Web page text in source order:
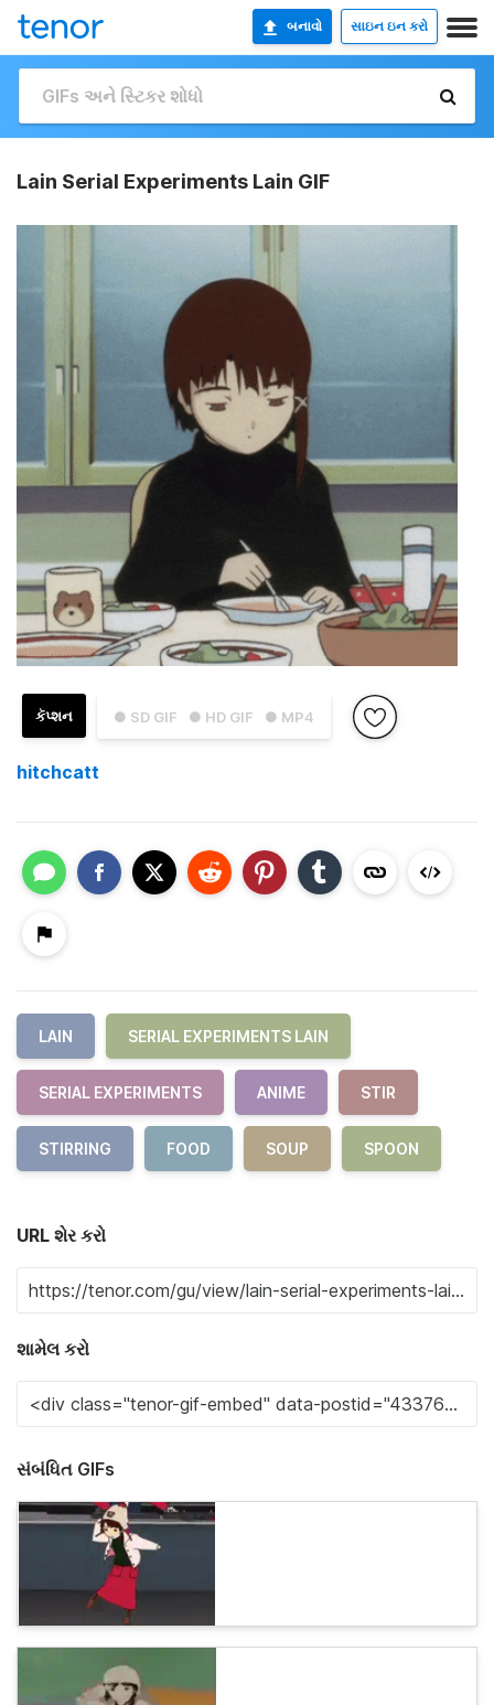
બનાવો સાઇન ઇન કરો
Lain Serial Experiments Lain GIF
● SD GIF ● HD GIF ● MP4
કૅપ્શન
hitchcatt
LAIN SERIAL EXPERIMENTS LAIN
SERIAL EXPERIMENTS ANIME STIR
STIRRING FOOD SOUP SPOON
URL શેર કરો
શામેલ કરો
સંબંધિત GIFs